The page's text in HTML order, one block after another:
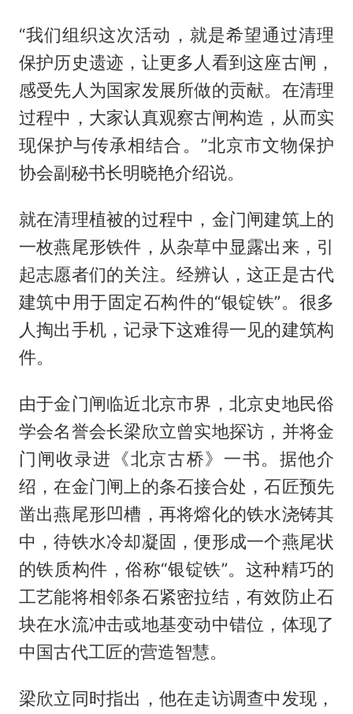
“我们组织这次活动，就是希望通过清理
保护历史遗迹，让更多人看到这座古闸，
感受先人为国家发展所做的贡献。在清理
过程中，大家认真观察古闸构造，从而实
现保护与传承相结合。”北京市文物保护
协会副秘书长明晓艳介绍说。
就在清理植被的过程中，金门闸建筑上的
一枚燕尾形铁件，从杂草中显露出来，引
起志愿者们的关注。经辨认，这正是古代
建筑中用于固定石构件的“银锭铁”。很多
人掏出手机，记录下这难得一见的建筑构
件。
由于金门闸临近北京市界，北京史地民俗
学会名誉会长梁欣立曾实地探访，并将金
门闸收录进《北京古桥》一书。据他介
绍，在金门闸上的条石接合处，石匠预先
凿出燕尾形凹槽，再将熔化的铁水浇铸其
中，待铁水冷却凝固，便形成一个燕尾状
的铁质构件，俗称“银锭铁”。这种精巧的
工艺能将相邻条石紧密拉结，有效防止石
块在水流冲击或地基变动中错位，体现了
中国古代工匠的营造智慧。
梁欣立同时指出，他在走访调查中发现，